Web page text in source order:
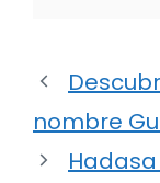
nombre